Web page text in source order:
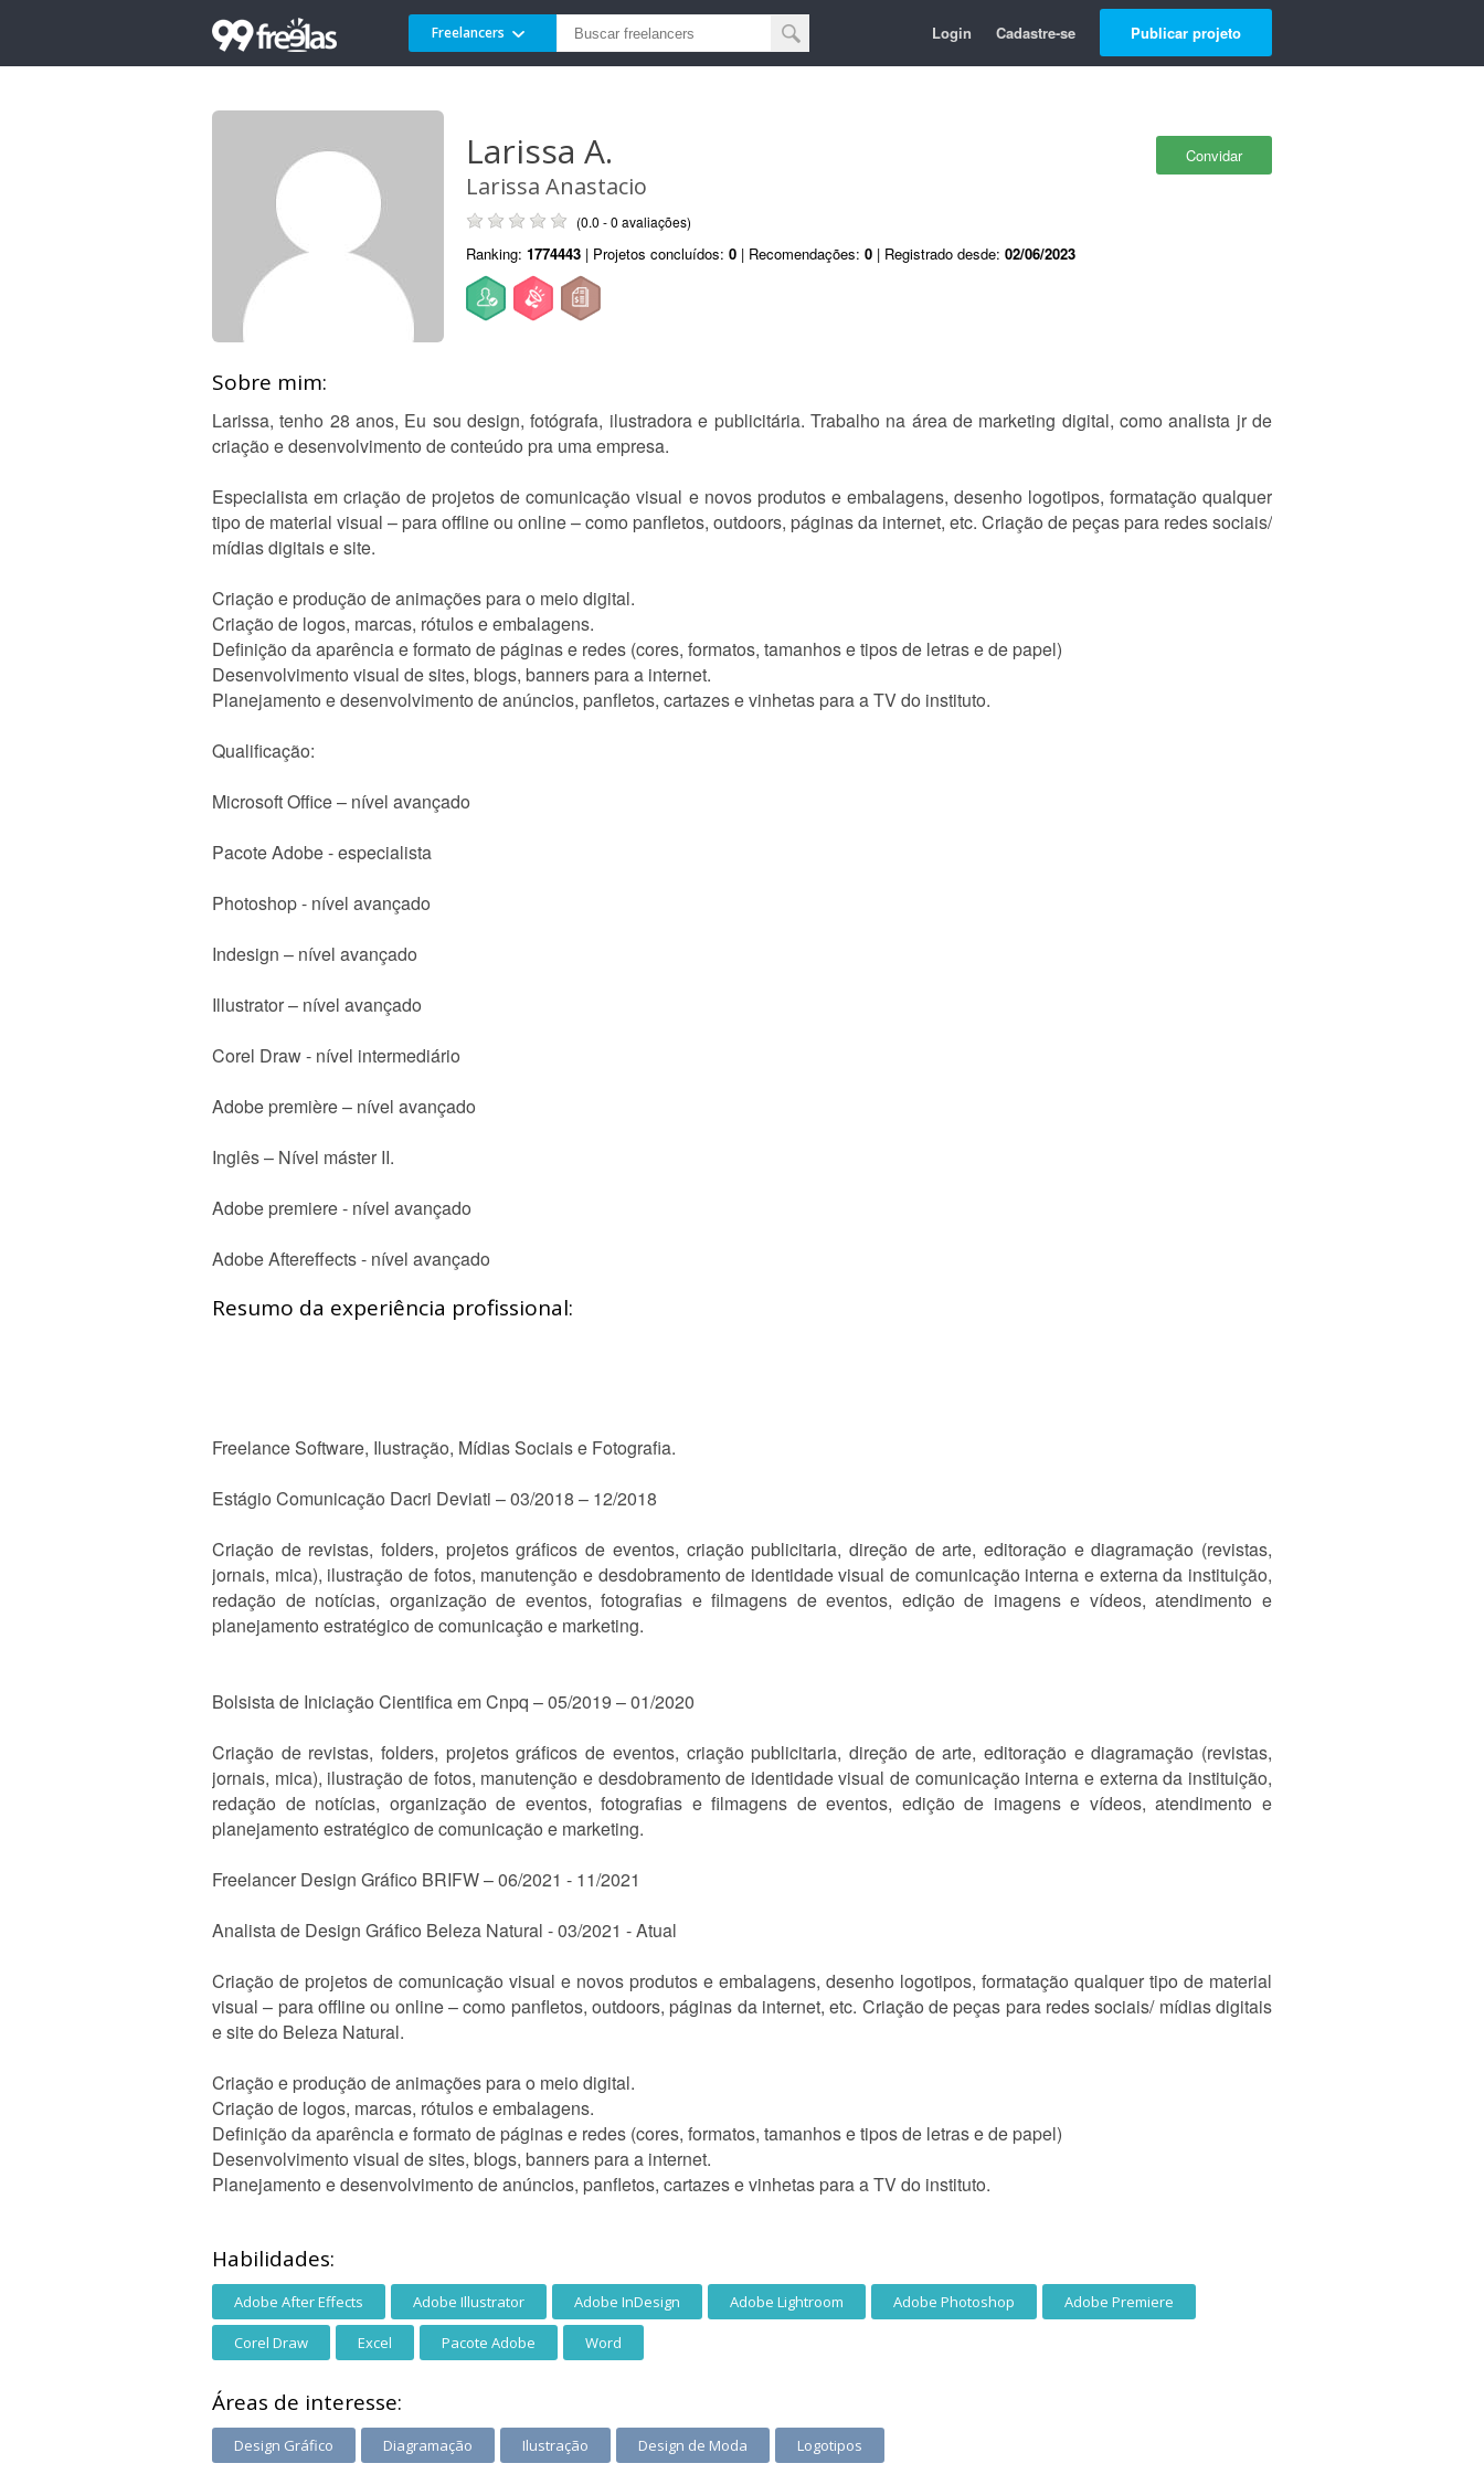
Freelancers Login Cadastre-se Publicar projeto
Convidar
Larissa A.
Larissa Anastacio
(0.0 - 0 avaliações)
Ranking: 1774443 | Projetos concluídos: 0 | Recomendações: 0 | Registrado desde: 02/06/2023
Sobre mim:
Larissa, tenho 28 anos, Eu sou design, fotógrafa, ilustradora e publicitária. Trabalho na área de marketing digital, como analista jr de
criação e desenvolvimento de conteúdo pra uma empresa.
Especialista em criação de projetos de comunicação visual e novos produtos e embalagens, desenho logotipos, formatação qualquer
tipo de material visual – para offline ou online – como panfletos, outdoors, páginas da internet, etc. Criação de peças para redes sociais/
mídias digitais e site.
Criação e produção de animações para o meio digital.
Criação de logos, marcas, rótulos e embalagens.
Definição da aparência e formato de páginas e redes (cores, formatos, tamanhos e tipos de letras e de papel)
Desenvolvimento visual de sites, blogs, banners para a internet.
Planejamento e desenvolvimento de anúncios, panfletos, cartazes e vinhetas para a TV do instituto.
Qualificação:
Microsoft Office – nível avançado
Pacote Adobe - especialista
Photoshop - nível avançado
Indesign – nível avançado
Illustrator – nível avançado
Corel Draw - nível intermediário
Adobe première – nível avançado
Inglês – Nível máster II.
Adobe premiere - nível avançado
Adobe Aftereffects - nível avançado
Resumo da experiência profissional:
Freelance Software, Ilustração, Mídias Sociais e Fotografia.
Estágio Comunicação Dacri Deviati – 03/2018 – 12/2018
Criação de revistas, folders, projetos gráficos de eventos, criação publicitaria, direção de arte, editoração e diagramação (revistas,
jornais, mica), ilustração de fotos, manutenção e desdobramento de identidade visual de comunicação interna e externa da instituição,
redação de notícias, organização de eventos, fotografias e filmagens de eventos, edição de imagens e vídeos, atendimento e
planejamento estratégico de comunicação e marketing.
Bolsista de Iniciação Cientifica em Cnpq – 05/2019 – 01/2020
Criação de revistas, folders, projetos gráficos de eventos, criação publicitaria, direção de arte, editoração e diagramação (revistas,
jornais, mica), ilustração de fotos, manutenção e desdobramento de identidade visual de comunicação interna e externa da instituição,
redação de notícias, organização de eventos, fotografias e filmagens de eventos, edição de imagens e vídeos, atendimento e
planejamento estratégico de comunicação e marketing.
Freelancer Design Gráfico BRIFW – 06/2021 - 11/2021
Analista de Design Gráfico Beleza Natural - 03/2021 - Atual
Criação de projetos de comunicação visual e novos produtos e embalagens, desenho logotipos, formatação qualquer tipo de material
visual – para offline ou online – como panfletos, outdoors, páginas da internet, etc. Criação de peças para redes sociais/ mídias digitais
e site do Beleza Natural.
Criação e produção de animações para o meio digital.
Criação de logos, marcas, rótulos e embalagens.
Definição da aparência e formato de páginas e redes (cores, formatos, tamanhos e tipos de letras e de papel)
Desenvolvimento visual de sites, blogs, banners para a internet.
Planejamento e desenvolvimento de anúncios, panfletos, cartazes e vinhetas para a TV do instituto.
Habilidades:
Adobe After Effects Adobe Illustrator Adobe InDesign Adobe Lightroom Adobe Photoshop Adobe Premiere
Corel Draw Excel Pacote Adobe Word
Áreas de interesse:
Design Gráfico Diagramação Ilustração Design de Moda Logotipos